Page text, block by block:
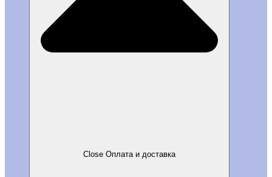
Close Оплата и доставка